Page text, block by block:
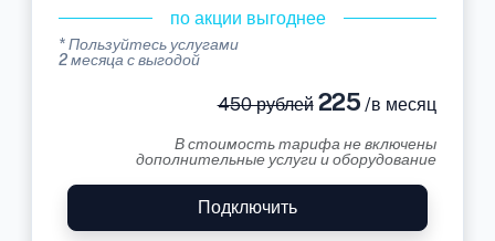
по акции выгоднее
* Пользуйтесь услугами
2 месяца с выгодой
450 рублей225 /в месяц
В стоимость тарифа не включены
дополнительные услуги и оборудование
Подключить